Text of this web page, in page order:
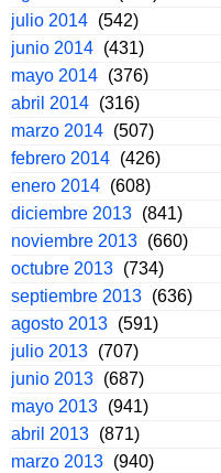
julio 2014 (542)
junio 2014 (431)
mayo 2014 (376)
abril 2014 (316)
marzo 2014 (507)
febrero 2014 (426)
enero 2014 (608)
diciembre 2013 (841)
noviembre 2013 (660)
octubre 2013 (734)
septiembre 2013 (636)
agosto 2013 (591)
julio 2013 (707)
junio 2013 (687)
mayo 2013 (941)
abril 2013 (871)
marzo 2013 (940)